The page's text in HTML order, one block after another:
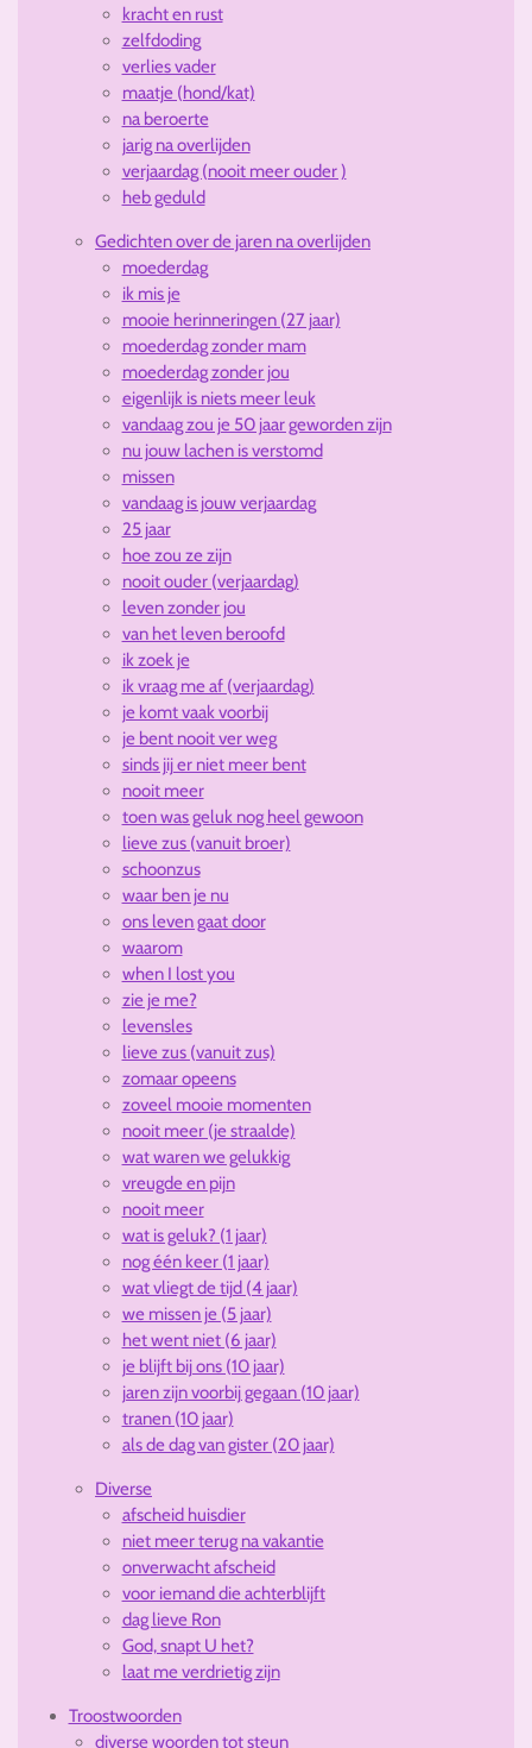
kracht en rust
zelfdoding
verlies vader
maatje (hond/kat)
na beroerte
jarig na overlijden
verjaardag (nooit meer ouder )
heb geduld
Gedichten over de jaren na overlijden
moederdag
ik mis je
mooie herinneringen (27 jaar)
moederdag zonder mam
moederdag zonder jou
eigenlijk is niets meer leuk
vandaag zou je 50 jaar geworden zijn
nu jouw lachen is verstomd
missen
vandaag is jouw verjaardag
25 jaar
hoe zou ze zijn
nooit ouder (verjaardag)
leven zonder jou
van het leven beroofd
ik zoek je
ik vraag me af (verjaardag)
je komt vaak voorbij
je bent nooit ver weg
sinds jij er niet meer bent
nooit meer
toen was geluk nog heel gewoon
lieve zus (vanuit broer)
schoonzus
waar ben je nu
ons leven gaat door
waarom
when I lost you
zie je me?
levensles
lieve zus (vanuit zus)
zomaar opeens
zoveel mooie momenten
nooit meer (je straalde)
wat waren we gelukkig
vreugde en pijn
nooit meer
wat is geluk? (1 jaar)
nog één keer (1 jaar)
wat vliegt de tijd (4 jaar)
we missen je (5 jaar)
het went niet (6 jaar)
je blijft bij ons (10 jaar)
jaren zijn voorbij gegaan (10 jaar)
tranen (10 jaar)
als de dag van gister (20 jaar)
Diverse
afscheid huisdier
niet meer terug na vakantie
onverwacht afscheid
voor iemand die achterblijft
dag lieve Ron
God, snapt U het?
laat me verdrietig zijn
Troostwoorden
diverse woorden tot steun